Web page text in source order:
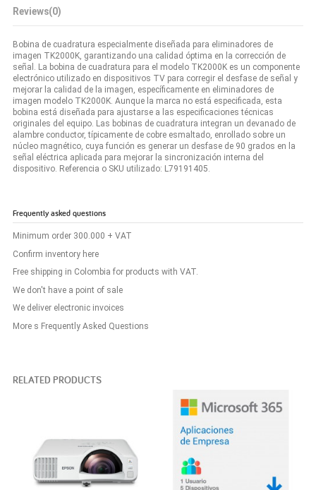
Reviews(0)
Bobina de cuadratura especialmente diseñada para eliminadores de
imagen TK2000K, garantizando una calidad óptima en la corrección de
señal. La bobina de cuadratura para el modelo TK2000K es un componente
electrónico utilizado en dispositivos TV para corregir el desfase de señal y
mejorar la calidad de la imagen, específicamente en eliminadores de
imagen modelo TK2000K. Aunque la marca no está especificada, esta
bobina está diseñada para ajustarse a las especificaciones técnicas
originales del equipo. Las bobinas de cuadratura integran un devanado de
alambre conductor, típicamente de cobre esmaltado, enrollado sobre un
núcleo magnético, cuya función es generar un desfase de 90 grados en la
señal eléctrica aplicada para mejorar la sincronización interna del
dispositivo. Referencia o SKU utilizado: L79191405.
Frequently asked questions
Minimum order 300.000 + VAT
Confirm inventory here
Free shipping in Colombia for products with VAT.
We don't have a point of sale
We deliver electronic invoices
More s Frequently Asked Questions
RELATED PRODUCTS